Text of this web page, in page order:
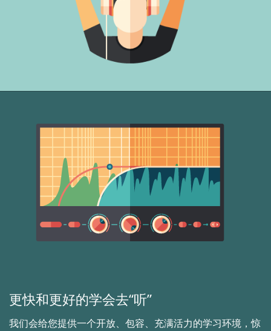
更快和更好的学会去“听”
我们会给您提供一个开放、包容、充满活力的学习环境，惊